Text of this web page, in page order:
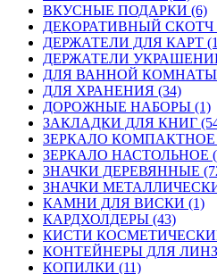
ВКУСНЫЕ ПОДАРКИ (6)
ДЕКОРАТИВНЫЙ СКОТЧ
ДЕРЖАТЕЛИ ДЛЯ КАРТ
ДЕРЖАТЕЛИ
ДЛЯ ВАННОЙ КОМНАТЫ
ДЛЯ ХРАНЕНИЯ (34)
ДОРОЖНЫЕ НАБОРЫ (1)
ЗАКЛАДКИ ДЛЯ КНИГ
ЗЕРКАЛО КОМПАКТНОЕ
ЗЕРКАЛО НАСТОЛЬНОЕ
ЗНАЧКИ ДЕРЕВЯННЫЕ
ЗНАЧКИ
КАМНИ ДЛЯ ВИСКИ (1)
КАРДХОЛДЕРЫ (43)
КИСТИ
КОНТЕЙНЕРЫ ДЛЯ ЛИНЗ
КОПИЛКИ (11)